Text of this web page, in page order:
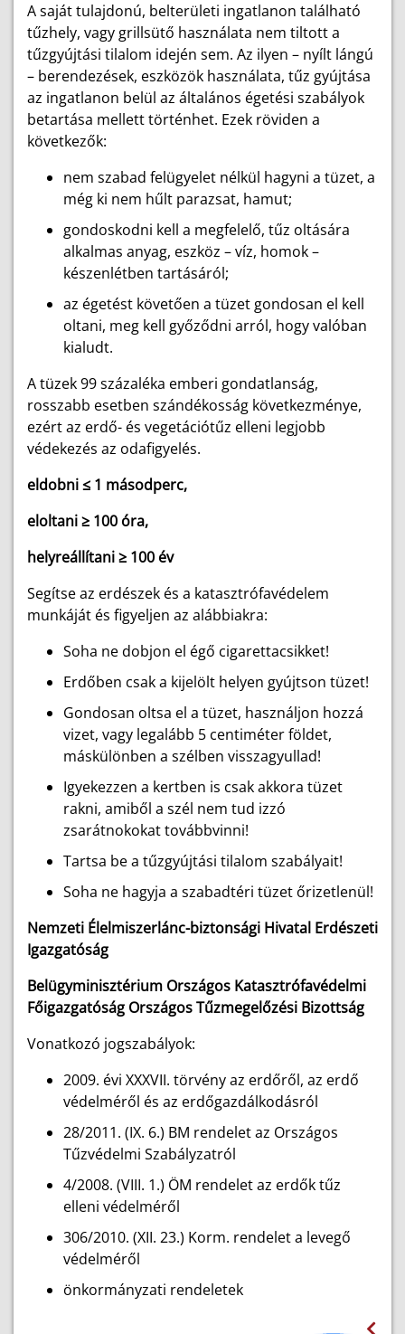
A saját tulajdonú, belterületi ingatlanon található
tűzhely, vagy grillsütő használata nem tiltott a
tűzgyújtási tilalom idején sem. Az ilyen – nyílt lángú
– berendezések, eszközök használata, tűz gyújtása
az ingatlanon belül az általános égetési szabályok
betartása mellett történhet. Ezek röviden a
következők:
nem szabad felügyelet nélkül hagyni a tüzet, a
még ki nem hűlt parazsat, hamut;
gondoskodni kell a megfelelő, tűz oltására
alkalmas anyag, eszköz – víz, homok –
készenlétben tartásáról;
az égetést követően a tüzet gondosan el kell
oltani, meg kell győződni arról, hogy valóban
kialudt.
A tüzek 99 százaléka emberi gondatlanság,
rosszabb esetben szándékosság következménye,
ezért az erdő- és vegetációtűz elleni legjobb
védekezés az odafigyelés.
eldobni ≤ 1 másodperc,
eloltani ≥ 100 óra,
helyreállítani ≥ 100 év
Segítse az erdészek és a katasztrófavédelem
munkáját és figyeljen az alábbiakra:
Soha ne dobjon el égő cigarettacsikket!
Erdőben csak a kijelölt helyen gyújtson tüzet!
Gondosan oltsa el a tüzet, használjon hozzá
vizet, vagy legalább 5 centiméter földet,
máskülönben a szélben visszagyullad!
Igyekezzen a kertben is csak akkora tüzet
rakni, amiből a szél nem tud izzó
zsarátnokokat továbbvinni!
Tartsa be a tűzgyújtási tilalom szabályait!
Soha ne hagyja a szabadtéri tüzet őrizetlenül!
Nemzeti Élelmiszerlánc-biztonsági Hivatal Erdészeti
Igazgatóság
Belügyminisztérium Országos Katasztrófavédelmi
Főigazgatóság Országos Tűzmegelőzési Bizottság
Vonatkozó jogszabályok:
2009. évi XXXVII. törvény az erdőről, az erdő
védelméről és az erdőgazdálkodásról
28/2011. (IX. 6.) BM rendelet az Országos
Tűzvédelmi Szabályzatról
4/2008. (VIII. 1.) ÖM rendelet az erdők tűz
elleni védelméről
306/2010. (XII. 23.) Korm. rendelet a levegő
védelméről
önkormányzati rendeletek